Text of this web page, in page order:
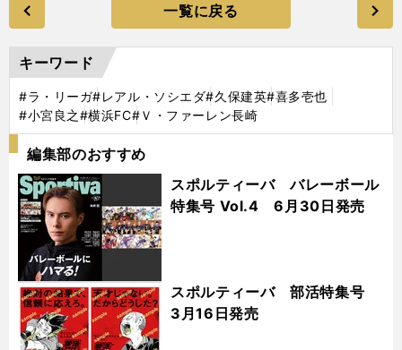
一覧に戻る
キーワード
#ラ・リーガ#レアル・ソシエダ#久保建英#喜多壱也
#小宮良之#横浜FC#Ｖ・ファーレン長崎
編集部のおすすめ
スポルティーバ バレーボール
特集号 Vol.4 6月30日発売
スポルティーバ 部活特集号
3月16日発売